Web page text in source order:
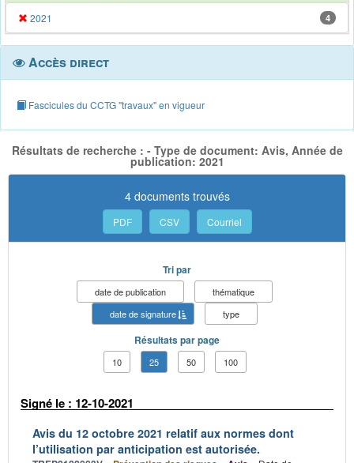
2021 4
Accès direct
Fascicules du CCTG "travaux" en vigueur
Résultats de recherche : - Type de document: Avis, Année de
publication: 2021
4 documents trouvés
PDF CSV Courriel
Tri par
date de publication
thématique
date de signature
type
Résultats par page
10 25 50 100
Signé le : 12-10-2021
Avis du 12 octobre 2021 relatif aux normes dont
l’utilisation par anticipation est autorisée.